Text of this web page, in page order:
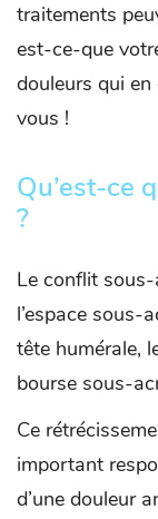
traitements
est-ce-que
douleurs qui
vous !
Qu’est-ce
?
Le conflit
l’espace sous-
tête humérale,
bourse sous-
Ce
important
d’une douleur